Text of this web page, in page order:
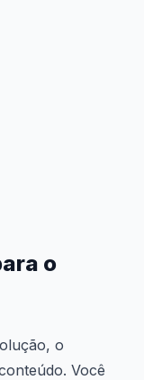
o
o
Você